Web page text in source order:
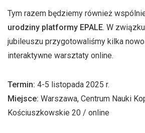
Tym razem będziemy również
urodziny platformy EPALE. W
jubileuszu przygotowaliśmy kilka
interaktywne warsztaty online.
Termin: 4-5 listopada 2025 r.
Miejsce: Warszawa, Centrum Nauki
Kościuszkowskie 20 / online